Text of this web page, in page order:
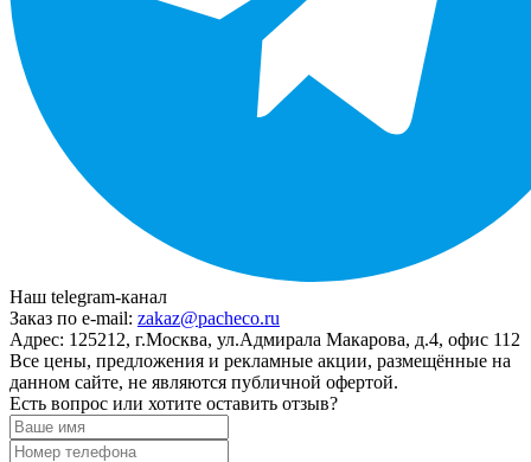
Наш telegram-канал
Заказ по e-mail: zakaz@pacheco.ru
Адрес: 125212, г.Москва, ул.Адмирала Макарова, д.4, офис 112
Все цены, предложения и рекламные акции, размещённые на
данном сайте, не являются публичной офертой.
Есть вопрос или хотите оставить отзыв?